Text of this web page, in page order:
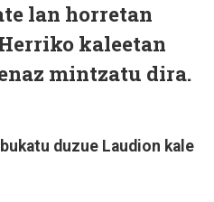
lan horretan
kaleetan
mintzatu dira.
duzue Laudion kale